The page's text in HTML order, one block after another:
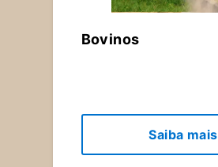
Bovinos
Saiba mais